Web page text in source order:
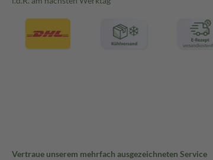
Vertraue unserem mehrfach ausgezeichneten Service